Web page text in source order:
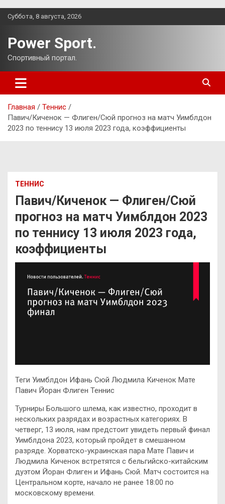
Перейти
Суббота, 8 августа, 2026
Power Sport.
Спортивный портал.
Главная
Теннис
Павич/Киченок — Флиген/Сюй прогноз на матч Уимблдон
2023 по теннису 13 июля 2023 года, коэффициенты
ТЕННИС
Павич/Киченок — Флиген/Сюй
прогноз на матч Уимблдон 2023
по теннису 13 июля 2023 года,
коэффициенты
Теги Уимблдон Ифань Сюй Людмила Киченок Мате
Павич Йоран Флиген Теннис
Турниры Большого шлема, как известно, проходит в
нескольких разрядах и возрастных категориях. В
четверг, 13 июля, нам предстоит увидеть первый финал
Уимблдона 2023, который пройдет в смешанном
разряде. Хорватско-украинская пара Мате Павич и
Людмила Киченок встретятся с бельгийско-китайским
дуэтом Йоран Флиген и Ифань Сюй. Матч состоится на
Центральном корте, начало не ранее 18:00 по
московскому времени.